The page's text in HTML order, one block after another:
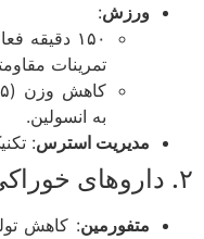
ورزش :
۱۵۰ دقیقه
تمرینات مقاومتی
به انسولین.
مدیریت استرس:
متفورمین : کاهش تولید